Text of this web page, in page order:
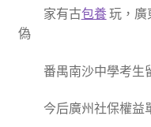
家有古包養玩，廣
偽
番禺南沙中學考生留
今后廣州社保權益